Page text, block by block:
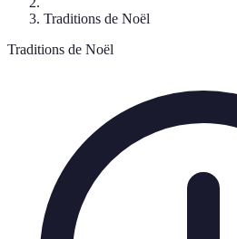
Traditions de Noël
Traditions de Noël